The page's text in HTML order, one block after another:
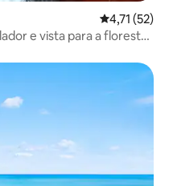
4,71 de uma
4,71 (52)
e vista para a floresta